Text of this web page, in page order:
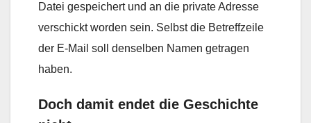
Datei gespeichert und an die private Adresse
verschickt worden sein. Selbst die Betreffzeile
der E-Mail soll denselben Namen getragen
haben.
Doch damit endet die Geschichte